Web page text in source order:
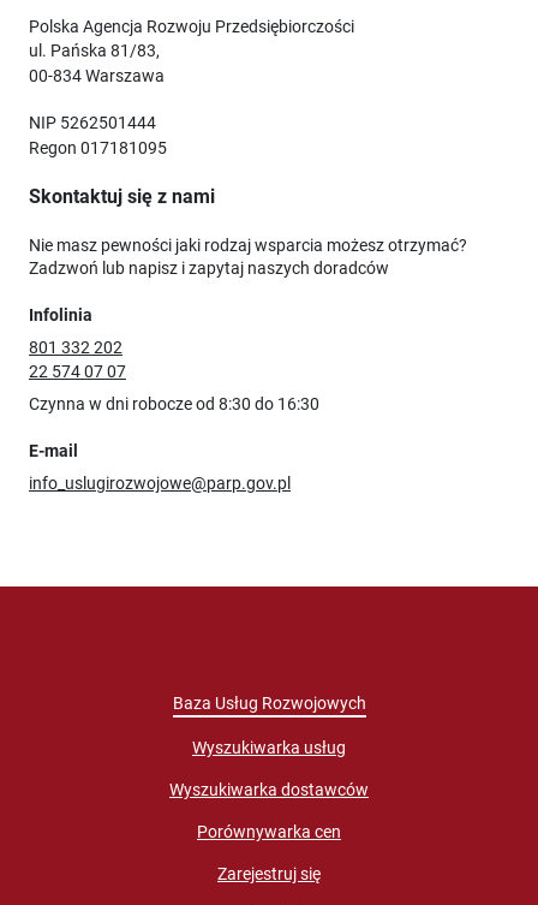
Polska Agencja Rozwoju Przedsiębiorczości
ul. Pańska 81/83,
00-834 Warszawa
NIP 5262501444
Regon 017181095
Skontaktuj się z nami
Nie masz pewności jaki rodzaj wsparcia możesz otrzymać?
Zadzwoń lub napisz i zapytaj naszych doradców
Infolinia
801 332 202
22 574 07 07
Czynna w dni robocze od 8:30 do 16:30
E-mail
info_uslugirozwojowe@parp.gov.pl
Baza Usług Rozwojowych
Wyszukiwarka usług
Wyszukiwarka dostawców
Porównywarka cen
Zarejestruj się